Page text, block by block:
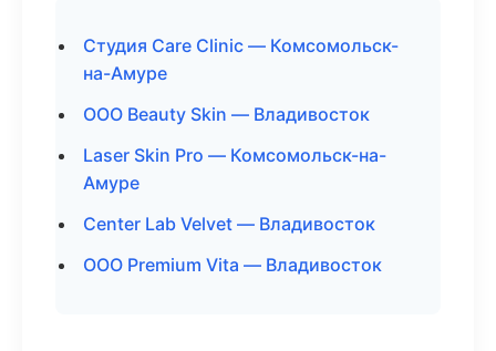
Студия Care Clinic — Комсомольск-
на-Амуре
ООО Beauty Skin — Владивосток
Laser Skin Pro — Комсомольск-на-
Амуре
Center Lab Velvet — Владивосток
ООО Premium Vita — Владивосток